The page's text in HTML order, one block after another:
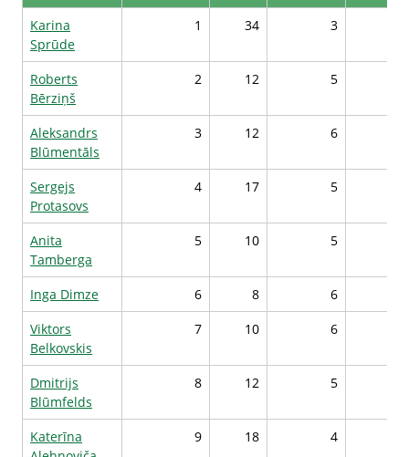
Karina
Sprūde
1 34 3
Roberts
Bērziņš
2 12 5
Aleksandrs
Blūmentāls
3 12 6
Sergejs
Protasovs
4 17 5
Anita
Tamberga
5 10 5
Inga Dimze 6 8 6
Viktors
Belkovskis
7 10 6
Dmitrijs
Blūmfelds
8 12 5
Katerīna
9 18 4